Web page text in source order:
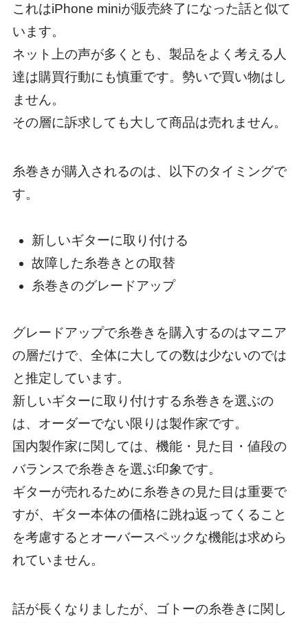
これはiPhone miniが販売終了になった話と似て
います。
ネット上の声が多くとも、製品をよく考える人
達は購買行動にも慎重です。勢いで買い物はし
ません。
その層に訴求しても大して商品は売れません。
糸巻きが購入されるのは、以下のタイミングで
す。
新しいギターに取り付ける
故障した糸巻きとの取替
糸巻きのグレードアップ
グレードアップで糸巻きを購入するのはマニア
の層だけで、全体に大しての数は少ないのでは
と推定しています。
新しいギターに取り付けする糸巻きを選ぶの
は、オーダーでない限りは製作家です。
国内製作家に関しては、機能・見た目・値段の
バランスで糸巻きを選ぶ印象です。
ギターが売れるために糸巻きの見た目は重要で
すが、ギター本体の価格に跳ね返ってくること
を考慮するとオーバースペックな機能は求めら
れていません。
話が長くなりましたが、ゴトーの糸巻きに関し